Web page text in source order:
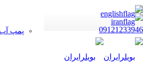
09121233946 پمپ